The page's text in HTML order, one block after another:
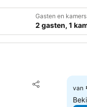
Gasten en kamers
2 gasten, 1
Delen van